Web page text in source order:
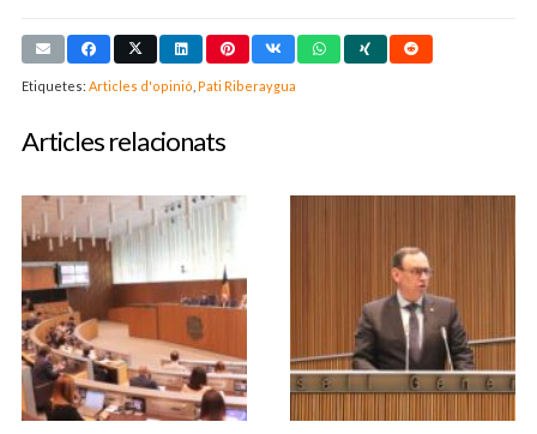
Etiquetes: Articles d'opinió Pati Riberaygua
Articles relacionats